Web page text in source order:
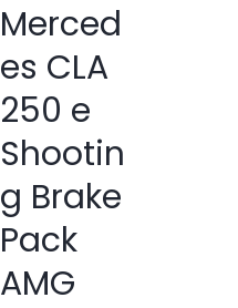
Merced
es CLA
250 e
Shootin
g Brake
Pack
AMG